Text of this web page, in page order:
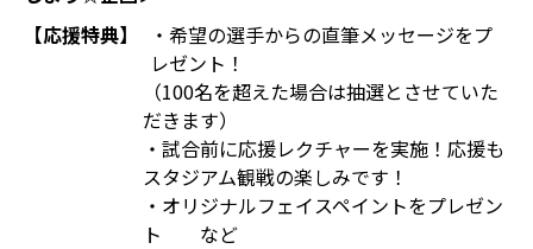
【応援特典】
・希望の選手からの直筆メッセージをプ
レゼント！
（100名を超えた場合は抽選とさせていた
だきます）
・試合前に応援レクチャーを実施！応援も
スタジアム観戦の楽しみです！
・オリジナルフェイスペイントをプレゼン
ト など